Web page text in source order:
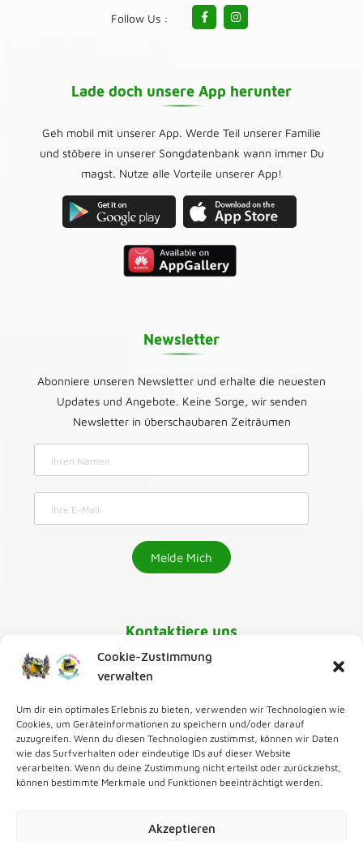
Cookie-Zustimmung
verwalten
Um dir ein optimales Erlebnis zu bieten, verwenden wir Technologien wie
Cookies, um Geräteinformationen zu speichern und/oder darauf
zuzugreifen. Wenn du diesen Technologien zustimmst, können wir Daten
wie das Surfverhalten oder eindeutige IDs auf dieser Website
verarbeiten. Wenn du deine Zustimmung nicht erteilst oder zurückziehst,
können bestimmte Merkmale und Funktionen beeinträchtigt werden.
Akzeptieren
Follow Us :
Lade doch unsere App herunter
Geh mobil mit unserer App. Werde Teil unserer Familie
und stöbere in unserer Songdatenbank wann immer Du
magst. Nutze alle Vorteile unserer App!
Newsletter
Abonniere unseren Newsletter und erhalte die neuesten
Updates und Angebote. Keine Sorge, wir senden
Newsletter in überschaubaren Zeiträumen
Kontaktiere uns
030-218 01 070
karaoke@greenmango24.de ,
Zur Karaoke Bar
Zum Karaoke Verleih